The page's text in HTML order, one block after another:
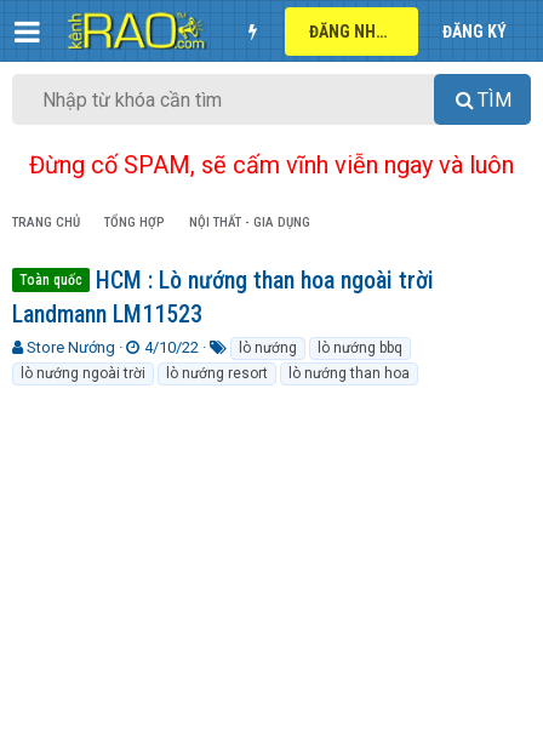
ĐĂNG NHẬP ĐĂNG KÝ
TÌM
Đừng cố SPAM, sẽ cấm vĩnh viễn ngay và luôn
TRANG CHỦ TỔNG HỢP NỘI THẤT - GIA DỤNG
Toàn quốc
HCM : Lò nướng than hoa ngoài trời
Landmann LM11523
T
h
r
Store Nướng
N
g
à
4/10/22
ừ
k
lò nướng
lò nướng bbq
lò nướng ngoài trời
lò nướng resort lò nướng than hoa